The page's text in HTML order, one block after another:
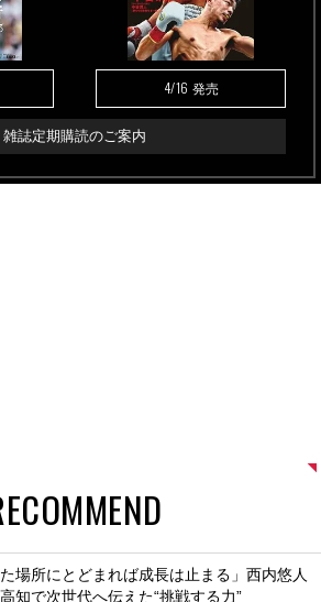
4/16 発売
雑誌定期購読のご案内
た場所にとどまれば成長は止まる」西内悠人
知で次世代へ伝えた“挑戦する力”